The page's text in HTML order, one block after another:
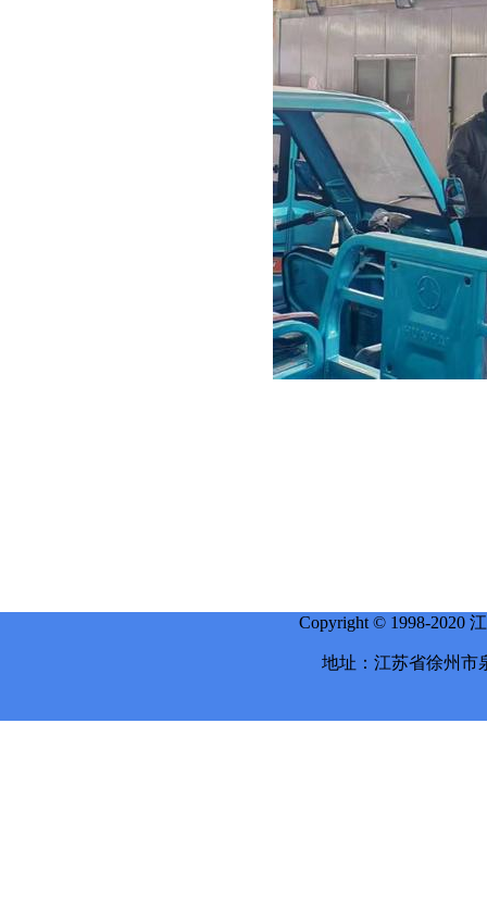
Copyright © 1998-2020
地址：江苏省徐州市